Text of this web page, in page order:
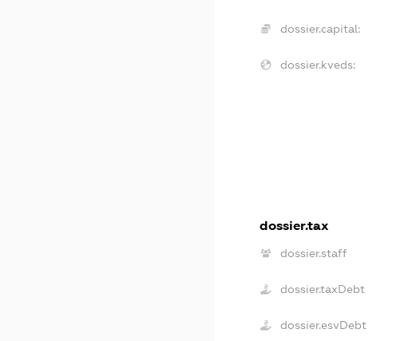
dossier.capital:
dossier.kveds:
dossier.tax
dossier.staff
dossier.taxDebt
dossier.esvDebt